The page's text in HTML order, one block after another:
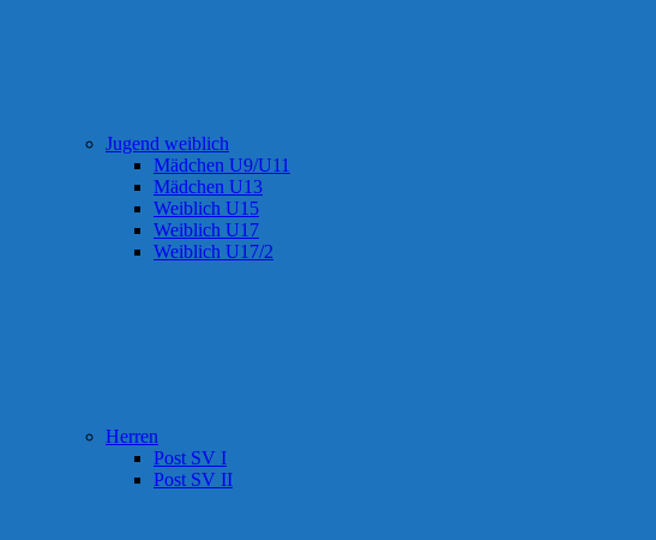
Jugend weiblich
Mädchen U9/U11
Mädchen U13
Weiblich U15
Weiblich U17
Weiblich U17/2
Herren
Post SV I
Post SV II